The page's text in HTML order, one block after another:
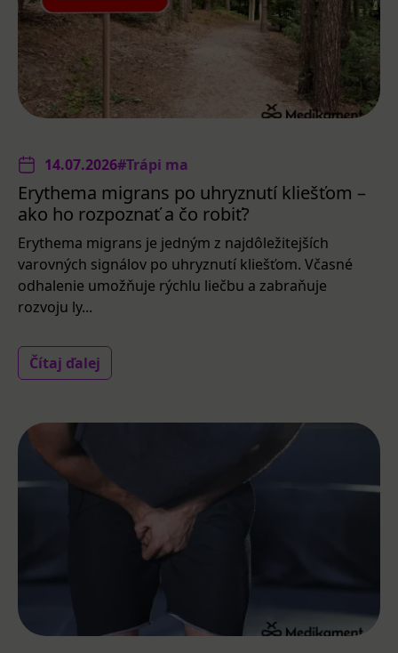
14.07.2026#Trápi ma
Erythema migrans po uhryznutí kliešťom –
ako ho rozpoznať a čo robiť?
Erythema migrans je jedným z najdôležitejších
varovných signálov po uhryznutí kliešťom. Včasné
odhalenie umožňuje rýchlu liečbu a zabraňuje
rozvoju ly...
Čítaj ďalej